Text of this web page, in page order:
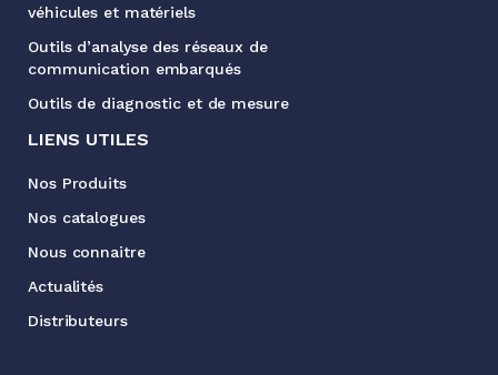
véhicules et matériels
Outils d’analyse des réseaux de
communication embarqués
Outils de diagnostic et de mesure
LIENS UTILES
Nos Produits
Nos catalogues
Nous connaitre
Actualités
Distributeurs